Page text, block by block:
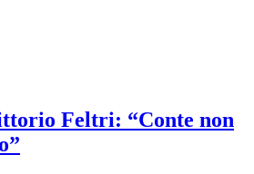
Feltri: “Conte non